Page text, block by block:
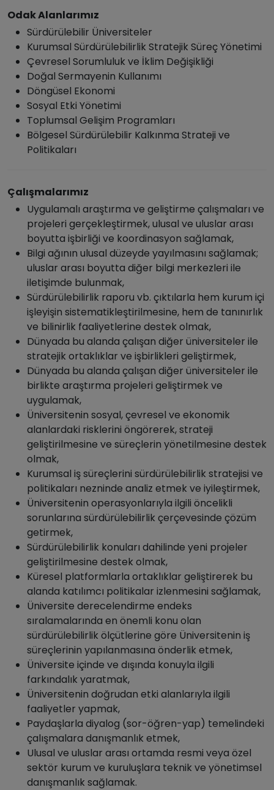
Odak Alanlarımız
Sürdürülebilir Üniversiteler
Kurumsal Sürdürülebilirlik Stratejik Süreç Yönetimi
Çevresel Sorumluluk ve İklim Değişikliği
Doğal Sermayenin Kullanımı
Döngüsel Ekonomi
Sosyal Etki Yönetimi
Toplumsal Gelişim Programları
Bölgesel Sürdürülebilir Kalkınma Strateji ve
Politikaları
Çalışmalarımız
Uygulamalı araştırma ve geliştirme çalışmaları ve
projeleri gerçekleştirmek, ulusal ve uluslar arası
boyutta işbirliği ve koordinasyon sağlamak,
Bilgi ağının ulusal düzeyde yayılmasını sağlamak;
uluslar arası boyutta diğer bilgi merkezleri ile
iletişimde bulunmak,
Sürdürülebilirlik raporu vb. çıktılarla hem kurum içi
işleyişin sistematikleştirilmesine, hem de tanınırlık
ve bilinirlik faaliyetlerine destek olmak,
Dünyada bu alanda çalışan diğer üniversiteler ile
stratejik ortaklıklar ve işbirlikleri geliştirmek,
Dünyada bu alanda çalışan diğer üniversiteler ile
birlikte araştırma projeleri geliştirmek ve
uygulamak,
Üniversitenin sosyal, çevresel ve ekonomik
alanlardaki risklerini öngörerek, strateji
geliştirilmesine ve süreçlerin yönetilmesine destek
olmak,
Kurumsal iş süreçlerini sürdürülebilirlik stratejisi ve
politikaları nezninde analiz etmek ve iyileştirmek,
Üniversitenin operasyonlarıyla ilgili öncelikli
sorunlarına sürdürülebilirlik çerçevesinde çözüm
getirmek,
Sürdürülebilirlik konuları dahilinde yeni projeler
geliştirilmesine destek olmak,
Küresel platformlarla ortaklıklar geliştirerek bu
alanda katılımcı politikalar izlenmesini sağlamak,
Üniversite derecelendirme endeks
sıralamalarında en önemli konu olan
sürdürülebilirlik ölçütlerine göre Üniversitenin iş
süreçlerinin yapılanmasına önderlik etmek,
Üniversite içinde ve dışında konuyla ilgili
farkındalık yaratmak,
Üniversitenin doğrudan etki alanlarıyla ilgili
faaliyetler yapmak,
Paydaşlarla diyalog (sor-öğren-yap) temelindeki
çalışmalara danışmanlık etmek,
Ulusal ve uluslar arası ortamda resmi veya özel
sektör kurum ve kuruluşlara teknik ve yönetimsel
danışmanlık sağlamak.